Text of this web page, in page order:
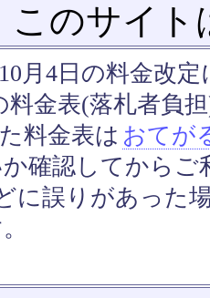
このサイト
月4日の料金改
料金表(落札者負
料金表は おてが
確認してからご
に誤りがあった